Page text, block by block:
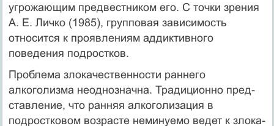
угрожающим предвестником его. С точки зрения
А. Е. Личко (1985), групповая зависимость
относится к проявлениям аддиктивного
поведения подростков.
Проблема злокачественности раннего
алкоголизма неоднозначна. Традиционно пред­
ставление, что ранняя алкоголизация в
подростковом возрасте неминуемо ведет к злока­